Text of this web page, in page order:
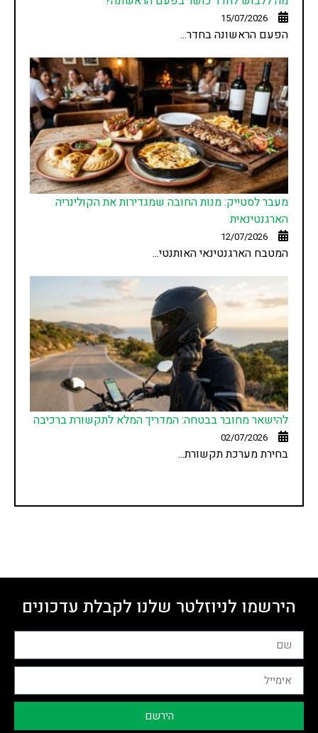
15/07/2026
הפעם הראשונה בחדר...
מעבר לסטייק: מנות החובה שמגדירות את הקולינריה
הארגנטינאית
12/07/2026
המטבח הארגנטינאי האותנטי...
להישאר מחובר בבטחה: המדריך המלא לתקשורת ברכיבה
02/07/2026
בחירת מערכת תקשורת...
הירשמו לניוזלטר שלנו לקבלת עדכונים
הירשם